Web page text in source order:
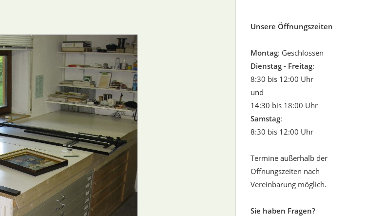
Unsere Öffnungszeiten
Montag: Geschlossen
Dienstag - Freitag:
8:30 bis 12:00 Uhr
und
14:30 bis 18:00 Uhr
Samstag:
8:30 bis 12:00 Uhr
Termine außerhalb der
Öffnungszeiten nach
Vereinbarung möglich.
Sie haben Fragen?